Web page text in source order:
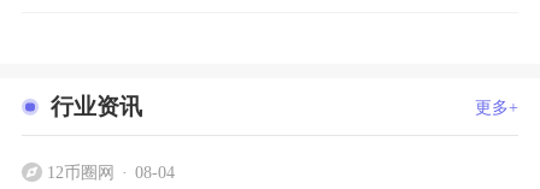
行业资讯 更多+
12币圈网 08-04